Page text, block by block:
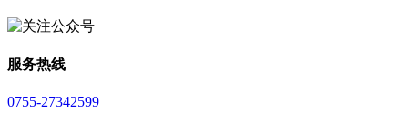
服务热线
0755-27342599